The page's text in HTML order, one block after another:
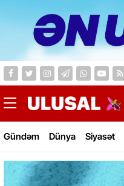
Gündəm Dünya Siyasət